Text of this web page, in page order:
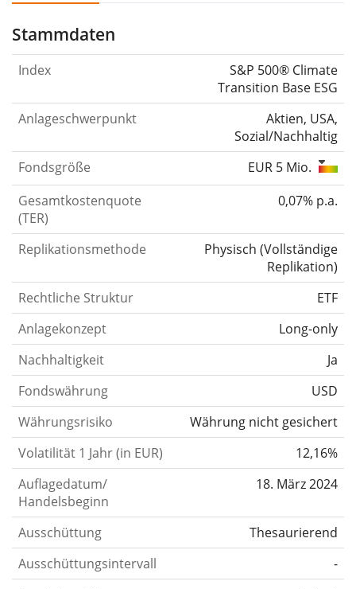
Stammdaten
Index
S&P 500® Climate
Transition Base ESG
Anlageschwerpunkt
Aktien, USA,
Sozial/Nachhaltig
Fondsgröße
EUR 5 Mio.
Gesamtkostenquote
(TER)
0,07% p.a.
Replikationsmethode Physisch (Vollständige
Replikation)
Rechtliche Struktur
ETF
Anlagekonzept
Long-only
Nachhaltigkeit
Ja
Fondswährung
USD
Währungsrisiko
Währung nicht gesichert
Volatilität 1 Jahr (in EUR)
12,16%
Auflagedatum/
Handelsbeginn
18. März 2024
Ausschüttung
Thesaurierend
Ausschüttungsintervall
-